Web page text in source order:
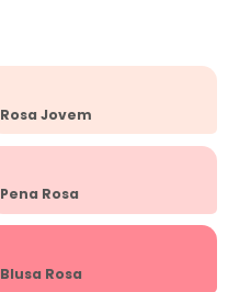
Rosa Jovem
Pena Rosa
Blusa Rosa